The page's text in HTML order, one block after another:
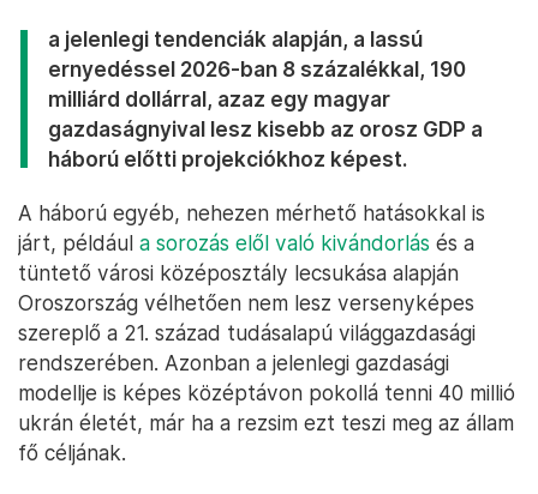
a jelenlegi tendenciák alapján, a lassú
ernyedéssel 2026-ban 8 százalékkal, 190
milliárd dollárral, azaz egy magyar
gazdaságnyival lesz kisebb az orosz GDP a
háború előtti projekciókhoz képest.
A háború egyéb, nehezen mérhető hatásokkal is
járt, például a sorozás elől való kivándorlás és a
tüntető városi középosztály lecsukása alapján
Oroszország vélhetően nem lesz versenyképes
szereplő a 21. század tudásalapú világgazdasági
rendszerében. Azonban a jelenlegi gazdasági
modellje is képes középtávon pokollá tenni 40 millió
ukrán életét, már ha a rezsim ezt teszi meg az állam
fő céljának.